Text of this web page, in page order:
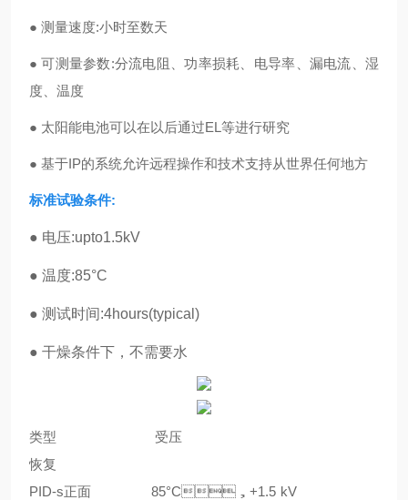
● 测量速度:小时至数天
● 可测量参数:分流电阻、功率损耗、电导率、漏电流、湿
度、温度
● 太阳能电池可以在以后通过EL等进行研究
● 基于IP的系统允许远程操作和技术支持从世界任何地方
标准试验条件:
● 电压:upto1.5kV
● 温度:85°C
● 测试时间:4hours(typical)
● 干燥条件下，不需要水
类型 受压
恢复
PID-s正面 85°C，+1.5 kV